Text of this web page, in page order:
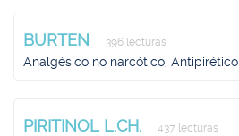
BURTEN 396 lecturas
Analgésico no narcótico, Antipirético
PIRITINOL L.CH. 437 lecturas